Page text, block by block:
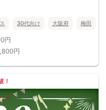
30代向け 大阪府 梅田
円
円
！